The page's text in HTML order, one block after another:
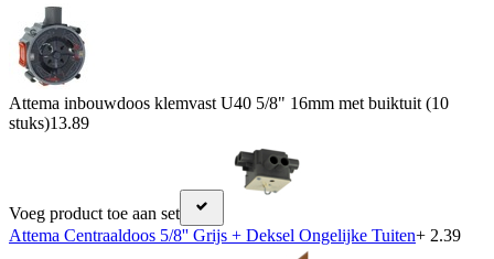
Attema inbouwdoos klemvast U40 5/8" 16mm met buiktuit (10
stuks)13.89
Voeg product toe aan set
Attema Centraaldoos 5/8'' Grijs + Deksel Ongelijke Tuiten+ 2.39